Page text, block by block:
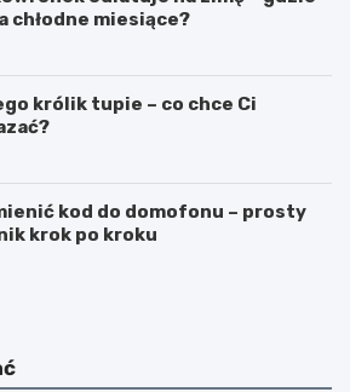
chłodne miesiące?
królik tupie – co chce Ci
kod do domofonu – prosty
krok po kroku